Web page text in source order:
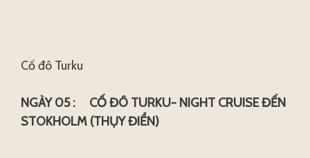
Cố đô Turku
NGÀY 05 : CỐ ĐÔ TURKU- NIGHT CRUISE ĐẾN
STOKHOLM (THỤY ĐIỂN)